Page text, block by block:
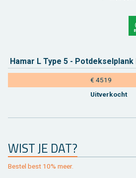
Hamar L Type 5 - Pot­dek­sel­plank
€ 4519
Uit­ver­kocht
WIST JE DAT?
Be­stel best 10% meer.